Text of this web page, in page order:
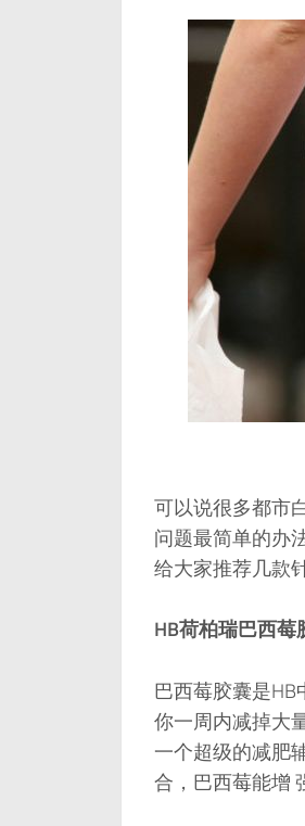
可以说很多都市
问题最简单的办
给大家推荐几款
HB荷柏瑞巴西莓
巴西莓胶囊是
你一周内减掉大
一个超级的减肥
合，巴西莓能增